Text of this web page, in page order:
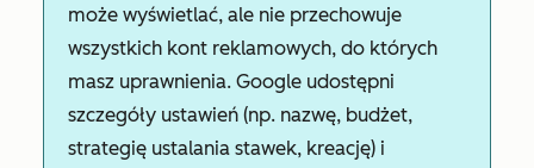
może wyświetlać, ale nie przechowuje
wszystkich kont reklamowych, do których
masz uprawnienia. Google udostępni
szczegóły ustawień (np. nazwę, budżet,
strategię ustalania stawek, kreację) i